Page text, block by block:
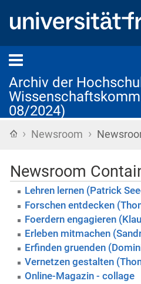
Archiv der
08/2024)
Startseite
› Newsroom ›
Newsroom
Lehren lernen (Patrick
Forschen entdecken
Foerdern engagieren
Erleben mitmachen
Erfinden gruenden
Vernetzen gestalten
Online-Magazin - collage